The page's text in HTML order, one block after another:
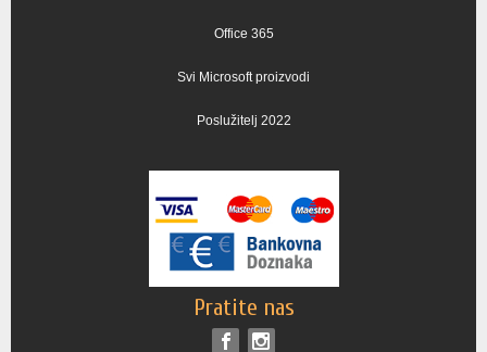
Office 365
Svi Microsoft proizvodi
Poslužitelj 2022
Pratite nas